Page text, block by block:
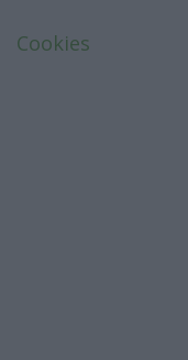
Cookies